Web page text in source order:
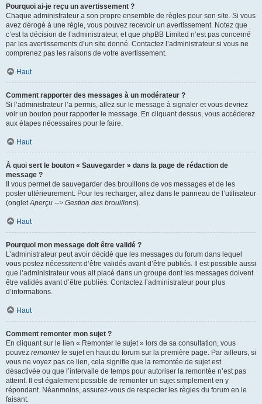
Pourquoi ai-je reçu un avertissement ?
Chaque administrateur a son propre ensemble de règles pour son site. Si vous
avez dérogé à une règle, vous pouvez recevoir un avertissement. Notez que
c’est la décision de l’administrateur, et que phpBB Limited n’est pas concerné
par les avertissements d’un site donné. Contactez l’administrateur si vous ne
comprenez pas les raisons de votre avertissement.
Haut
Comment rapporter des messages à un modérateur ?
Si l’administrateur l’a permis, allez sur le message à signaler et vous devriez
voir un bouton pour rapporter le message. En cliquant dessus, vous accéderez
aux étapes nécessaires pour le faire.
Haut
À quoi sert le bouton « Sauvegarder » dans la page de rédaction de
message ?
Il vous permet de sauvegarder des brouillons de vos messages et de les
poster ultérieurement. Pour les recharger, allez dans le panneau de l’utilisateur
(ongletAperçu --> Gestion des brouillons).
Haut
Pourquoi mon message doit être validé ?
L’administrateur peut avoir décidé que les messages du forum dans lequel
vous postez nécessitent d’être validés avant d’être publiés. Il est possible aussi
que l’administrateur vous ait placé dans un groupe dont les messages doivent
être validés avant d’être publiés. Contactez l’administrateur pour plus
d’informations.
Haut
Comment remonter mon sujet ?
En cliquant sur le lien « Remonter le sujet » lors de sa consultation, vous
pouvez remonterle sujet en haut du forum sur la première page. Par ailleurs, si
vous ne voyez pas ce lien, cela signifie que la remontée de sujet est
désactivée ou que l’intervalle de temps pour autoriser la remontée n’est pas
atteint. Il est également possible de remonter un sujet simplement en y
répondant. Néanmoins, assurez-vous de respecter les règles du forum en le
faisant.